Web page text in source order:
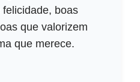
boas
que valorizem
que merece.